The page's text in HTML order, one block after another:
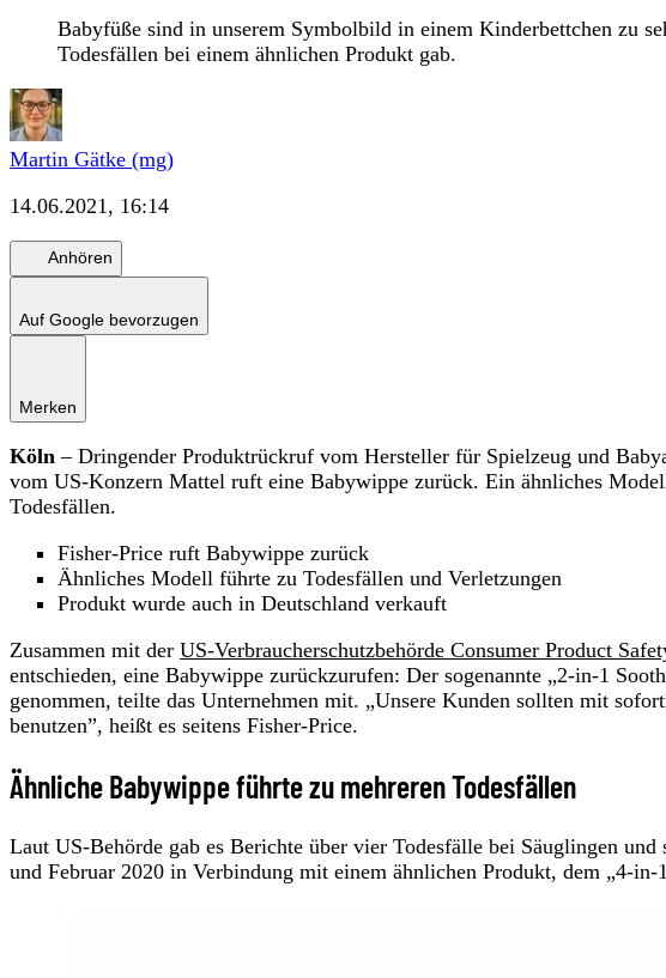
Babyfüße sind in unserem Symbolbild in einem Kinderbettchen zu
Todesfällen bei einem ähnlichen Produkt gab.
Martin Gätke (mg)
14.06.2021, 16:14
Anhören
Auf Google bevorzugen
Merken
Köln – Dringender Produktrückruf vom Hersteller für Spielzeug und
vom US-Konzern Mattel ruft eine Babywippe zurück. Ein ähnliches
Todesfällen.
Fisher-Price ruft Babywippe zurück
Ähnliches Modell führte zu Todesfällen und Verletzungen
Produkt wurde auch in Deutschland verkauft
Zusammen mit der US-Verbraucherschutzbehörde Consumer Product
entschieden, eine Babywippe zurückzurufen: Der sogenannte „2-in-1
genommen, teilte das Unternehmen mit. „Unsere Kunden sollten mit
benutzen”, heißt es seitens Fisher-Price.
Ähnliche Babywippe führte zu mehreren Todesfällen
Laut US-Behörde gab es Berichte über vier Todesfälle bei Säuglingen
und Februar 2020 in Verbindung mit einem ähnlichen Produkt, dem „4-in-